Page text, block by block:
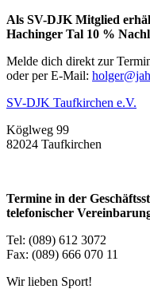
Als SV-DJK Mitglied
Hachinger Tal 10 %
Melde dich direkt zur
oder per E-Mail:
SV-DJK Taufkirchen e.V.
Köglweg 99
82024 Taufkirchen
Termine in der
telefonischer
Tel: (089) 612 3072
Fax: (089) 666 070 11
Wir lieben Sport!